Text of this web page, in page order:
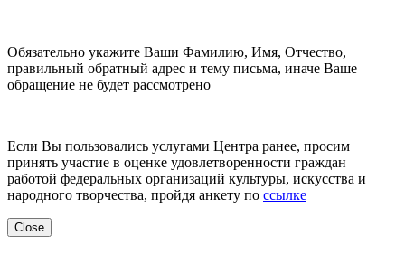
Обязательно укажите Ваши Фамилию, Имя, Отчество,
правильный обратный адрес и тему письма, иначе Ваше
обращение не будет рассмотрено
Если Вы пользовались услугами Центра ранее, просим
принять участие в оценке удовлетворенности граждан
работой федеральных организаций культуры, искусства и
народного творчества, пройдя анкету по ссылке
Close